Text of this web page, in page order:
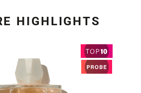
HIGHLIGHTS